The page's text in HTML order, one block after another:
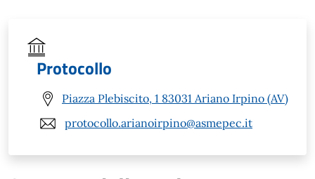
Protocollo
Piazza Plebiscito, 1 83031 Ariano Irpino (AV)
protocollo.arianoirpino@asmepec.it